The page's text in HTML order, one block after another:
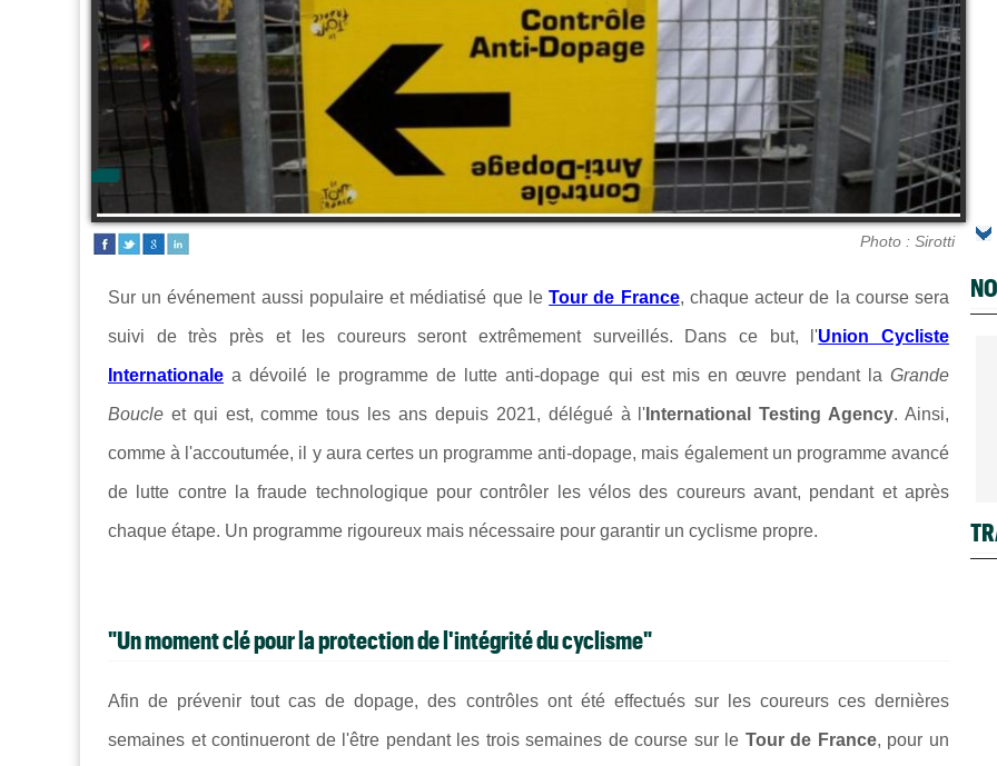
Photo : Sirotti
Sur un événement aussi populaire et médiatisé que leTour de France, chaque acteur de la course sera
suivi de très près et les coureurs seront extrêmement surveillés. Dans ce but, l'Union Cycliste
Internationale a dévoilé le programme de lutte anti-dopage qui est mis en œuvre pendant laGrande
Boucle et qui est, comme tous les ans depuis 2021, délégué à l' International Testing Agency. Ainsi,
comme à l'accoutumée, il y aura certes un programme anti-dopage, mais également un programme avancé
de lutte contre la fraude technologique pour contrôler les vélos des coureurs avant, pendant et après
chaque étape. Un programme rigoureux mais nécessaire pour garantir un cyclisme propre.
"Un moment clé pour la protection de l'intégrité du cyclisme"
Afin de prévenir tout cas de dopage, des contrôles ont été effectués sur les coureurs ces dernières
semaines et continueront de l'être pendant les trois semaines de course sur le Tour de France, pour un